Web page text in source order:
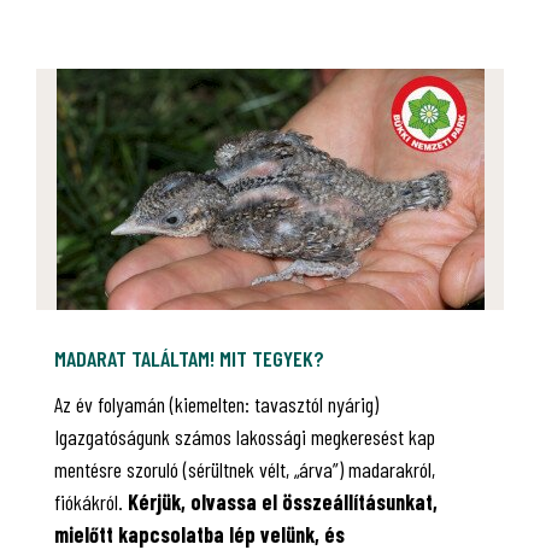
MADARAT TALÁLTAM! MIT TEGYEK?
Az év folyamán (kiemelten: tavasztól nyárig)
Igazgatóságunk számos lakossági megkeresést kap
mentésre szoruló (sérültnek vélt, „árva”) madarakról,
fiókákról. Kérjük, olvassa el összeállításunkat,
mielőtt kapcsolatba lép velünk, és